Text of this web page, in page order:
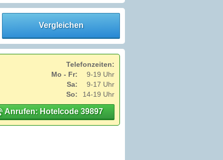
Vergleichen
Telefonzeiten:
Mo - Fr:
9-19 Uhr
Sa:
9-17 Uhr
So:
14-19 Uhr
Anrufen: Hotelcode 39897